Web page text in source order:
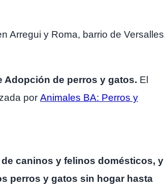
Arregui y Roma, barrio de
Adopción de perros y gatos. El
por Animales BA: Perros y
caninos y felinos domésticos, y
perros y gatos sin hogar hasta